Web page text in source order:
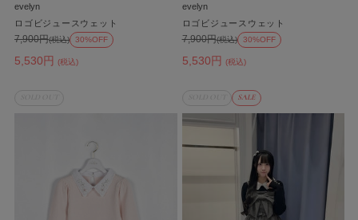
evelyn
ロゴビジュースウェット
5,530円 (税込)
7,900円(税込) 30%OFF
evelyn
ロゴビジュースウェット
5,530円 (税込)
7,900円(税込) 30%OFF
SALE